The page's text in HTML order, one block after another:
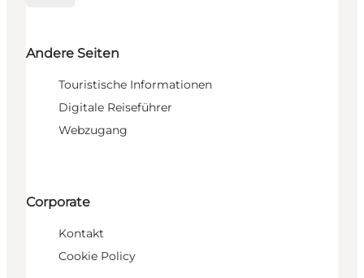
Andere Seiten
Touristische Informationen
Digitale Reiseführer
Webzugang
Corporate
Kontakt
Cookie Policy